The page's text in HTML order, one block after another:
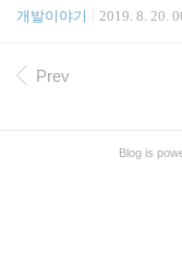
좀 더 자세한 정보는 다
® is an open source
개발이야기 2019. 8. 20.
Prev
Blog is